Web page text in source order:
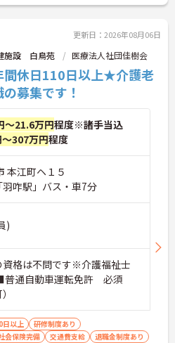
更新日：2026年08月06日
施設 白鳥苑 医療法人社団佳樹会
間休日110日以上★介護老
募集です！
～21.6万円程度※諸手当込
307万円程度
本江町ヘ１５
羽咋駅」バス・車7分
)
格は不問です※介護福祉士
普通自動車運転免許 必須
日以上
研修制度あり
会保険完備 交通費支給 退職金制度あり